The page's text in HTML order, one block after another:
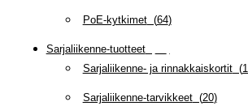
PoE-kytkimet(64)
Sarjaliikenne-tuotteet(
Sarjaliikenne- ja rinnakkaiskortit(
Sarjaliikenne-tarvikkeet(20)